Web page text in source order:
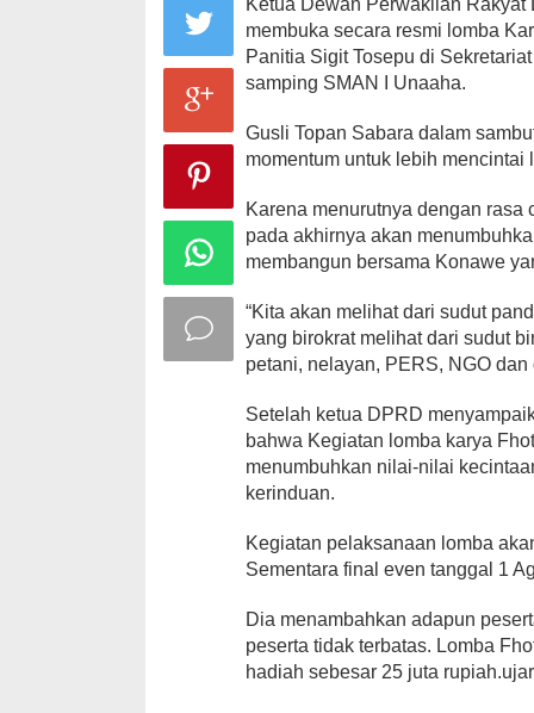
membuka secara resmi lomba
Panitia Sigit Tosepu di
samping SMAN I Unaaha.
Gusli Topan Sabara dalam
momentum untuk lebih
Karena menurutnya dengan
pada akhirnya akan
membangun bersama Konawe
“Kita akan melihat dari sudut
yang birokrat melihat dari sudut
petani, nelayan, PERS, NGO
Setelah ketua DPRD
bahwa Kegiatan lomba karya
menumbuhkan nilai-nilai
kerinduan.
Kegiatan pelaksanaan lomba
Sementara final even tanggal 1
Dia menambahkan adapun
peserta tidak terbatas. Lomba
hadiah sebesar 25 juta